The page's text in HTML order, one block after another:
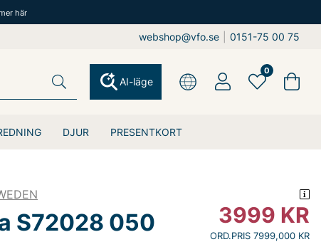
här
webshop@vfo.se 0151-75 00 75
DJUR PRESENTKORT
AI-läge
0
S72028 050 3999 KR
ORD.PRIS 7999,000 KR